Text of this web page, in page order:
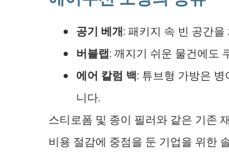
공기 베개: 패키지 속 빈 공간
버블랩: 깨지기 쉬운 물건에도
에어 칼럼 백: 튜브형 가방은
니다.
스티로폼 및 종이 필러와 같은 기존
비용 절감에 중점을 둔 기업을 위한